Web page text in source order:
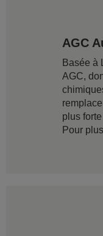
AGC
Basée à
AGC,
plus
Pour